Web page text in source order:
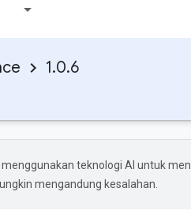
1.0.6
menggunakan teknologi AI untuk
mengandung kesalahan.